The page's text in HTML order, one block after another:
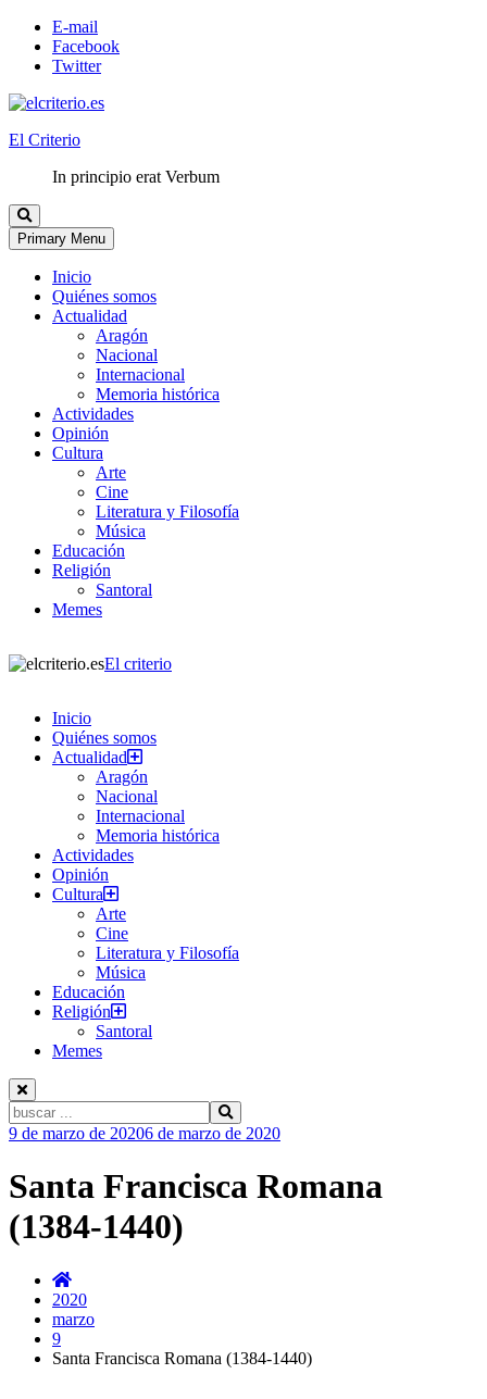
E-mail
Facebook
Twitter
El Criterio
In principio erat Verbum
Primary Menu
Inicio
Quiénes somos
Actualidad
Aragón
Nacional
Internacional
Memoria histórica
Actividades
Opinión
Cultura
Arte
Cine
Literatura y Filosofía
Música
Educación
Religión
Santoral
Memes
El criterio
Inicio
Quiénes somos
Actualidad
Aragón
Nacional
Internacional
Memoria histórica
Actividades
Opinión
Cultura
Arte
Cine
Literatura y Filosofía
Música
Educación
Religión
Santoral
Memes
Buscar:
Ir
contenido
9 de marzo de 20206 de marzo de 2020
Santa Francisca Romana
(1384-1440)
2020
marzo
9
Santa Francisca Romana (1384-1440)